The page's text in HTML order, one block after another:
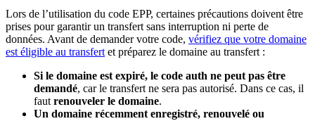
Lors de l’utilisation du code EPP, certaines précautions doivent être
prises pour garantir un transfert sans interruption ni perte de
données. Avant de demander votre code, vérifiez que votre domaine
est éligible au transfert et préparez le domaine au transfert :
Si le domaine est expiré, le code auth ne peut pas être
demandé, car le transfert ne sera pas autorisé. Dans ce cas, il
faut renouveler le domaine.
Un domaine récemment enregistré, renouvelé ou